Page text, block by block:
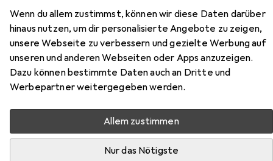
Wenn du allem zustimmst, können wir diese Daten darüber
hinaus nutzen, um dir personalisierte Angebote zu zeigen,
unsere Webseite zu verbessern und gezielte Werbung auf
unseren und anderen Webseiten oder Apps anzuzeigen.
Dazu können bestimmte Daten auch an Dritte und
Werbepartner weitergegeben werden.
Allem zustimmen
Nur das Nötigste
Zubehör für PJ Masks Animal
Power Catboys brüllende
Powerkatze, Vorschulspielzeug
mit Motor, 20+ Lichter und Ger
Hier findest du passendes Zubehör zum Produkt PJ Masks
Animal Power Catboys brüllende Powerkatze,
Vorschulspielzeug mit Motor, 20+ Lichter und Ger aus der